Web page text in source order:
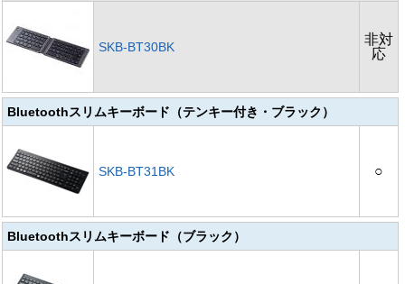
SKB-BT30BK
非対
応
Bluetoothスリムキーボード（テンキー付き・ブラック）
SKB-BT31BK ○
Bluetoothスリムキーボード（ブラック）